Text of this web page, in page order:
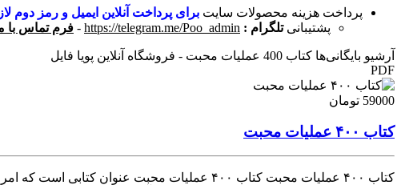
پرداخت هزینه محصولات سایت برای پرداخت آنلاین ایمیل و رمز دوم
پشتیبانی تلگرام : https://telegram.me/Poo_admin
- فرم تماس با
آرشیو بایگانی‌ها کتاب 400 عملیات محبت - فروشگاه آنلاین پویا فایل
PDF
59000 تومان
کتاب ۴۰۰ عملیات محبت